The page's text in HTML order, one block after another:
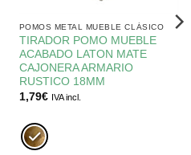
POMOS METAL MUEBLE CLÁSICO
TIRADOR POMO MUEBLE
ACABADO LATON MATE
CAJONERA ARMARIO
RUSTICO 18MM
1,79€ IVA incl.